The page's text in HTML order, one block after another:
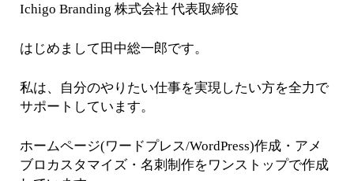
Ichigo Branding 株式会社 代表取締役
はじめまして田中総一郎です。
私は、自分のやりたい仕事を実現したい方を全力で
サポートしています。
ホームページ(ワードプレス/WordPress)作成・アメ
ブロカスタマイズ・名刺制作をワンストップで作成